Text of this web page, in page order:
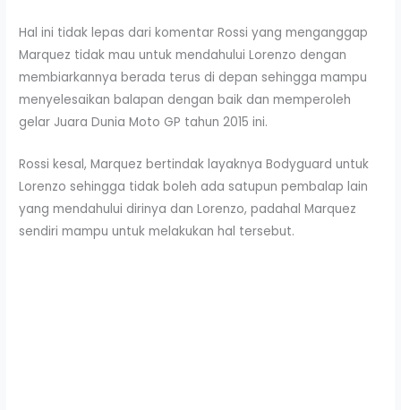
Hal ini tidak lepas dari komentar Rossi yang menganggap
Marquez tidak mau untuk mendahului Lorenzo dengan
membiarkannya berada terus di depan sehingga mampu
menyelesaikan balapan dengan baik dan memperoleh
gelar Juara Dunia Moto GP tahun 2015 ini.
Rossi kesal, Marquez bertindak layaknya Bodyguard untuk
Lorenzo sehingga tidak boleh ada satupun pembalap lain
yang mendahului dirinya dan Lorenzo, padahal Marquez
sendiri mampu untuk melakukan hal tersebut.